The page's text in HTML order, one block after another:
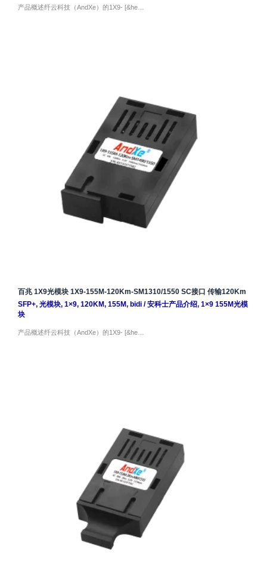
产品概述纤云科技（AndXe）的1X9- [&he…
百兆 1X9光模块 1X9-155M-120Km-SM1310/1550 SC接口 传输120Km
SFP+, 光模块, 1×9, 120KM, 155M, bidi/安科士产品介绍, 1×9 155M光模
块
产品概述纤云科技（AndXe）的1X9- [&he…